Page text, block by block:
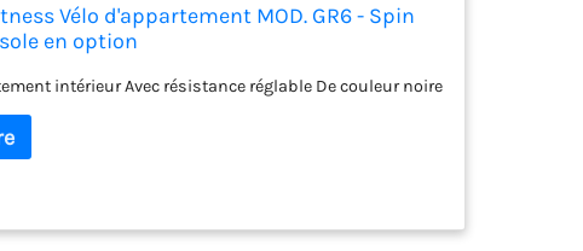
Vélo d'appartement MOD. GR6 - Spin
en option
intérieur Avec résistance réglable De couleur noire